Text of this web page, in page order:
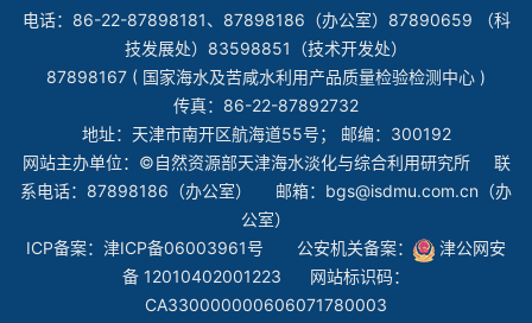
电话：86-22-87898181、87898186（办公室）87890659 （科
技发展处）83598851（技术开发处）
87898167 ( 国家海水及苦咸水利用产品质量检验检测中心 )
传真：86-22-87892732
地址：天津市南开区航海道55号； 邮编：300192
网站主办单位：©自然资源部天津海水淡化与综合利用研究所 联
系电话：87898186（办公室） 邮箱：bgs@isdmu.com.cn（办
公室）
ICP备案： 津ICP备06003961号 公安机关备案：
津公网安
备 12010402001223 网站标识码：
CA330000000606071780003